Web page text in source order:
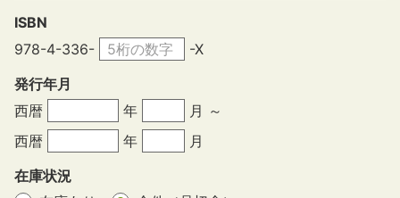
ISBN
978-4-336-
-X
発行年月
西暦
年
月 ～
西暦
年
月
在庫状況